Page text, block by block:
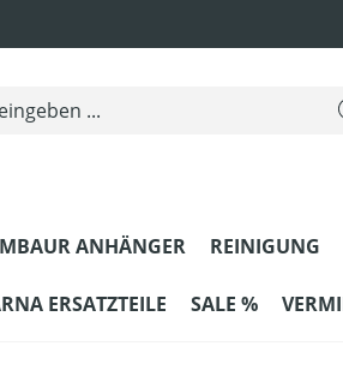
ANHÄNGER REINIGUNG
ERSATZTEILE SALE %